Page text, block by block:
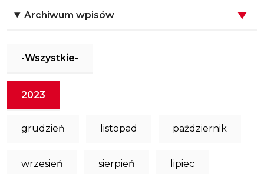
Archiwum wpisów
-Wszystkie-
2023
grudzień listopad październik
wrzesień sierpień lipiec